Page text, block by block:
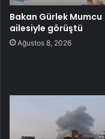
Bakan Gürlek Mumcu
ailesiyle görüştü
Ağustos 8, 2026